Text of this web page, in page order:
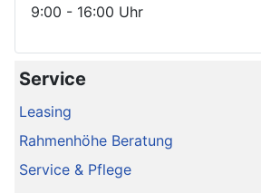
9:00 - 16:00 Uhr
Service
Leasing
Rahmenhöhe Beratung
Service & Pflege